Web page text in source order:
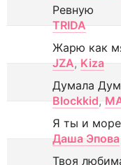
Ревную
TRIDA
Жарю как
JZA, Kiza
Думала
Blockkid,
Я ты и море
Даша Эпова
Твоя